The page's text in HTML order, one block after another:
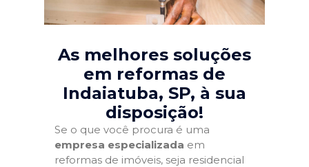
As melhores soluções
em reformas de
Indaiatuba, SP, à sua
disposição!
Se o que você procura é uma
empresa especializada em
reformas de imóveis, seja residencial